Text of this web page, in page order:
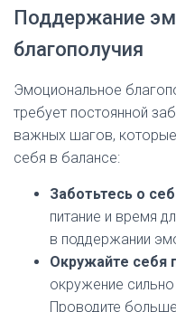
Поддержание
благополучия
Эмоциональное
требует постоянной
важных шагов,
себя в балансе:
Заботьтесь о
питание и время
в поддержании
Окружайте себя
окружение
Проводите